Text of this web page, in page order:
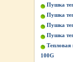
Пушка
Пушка
Пушка
Пушка
Тепловая
100G